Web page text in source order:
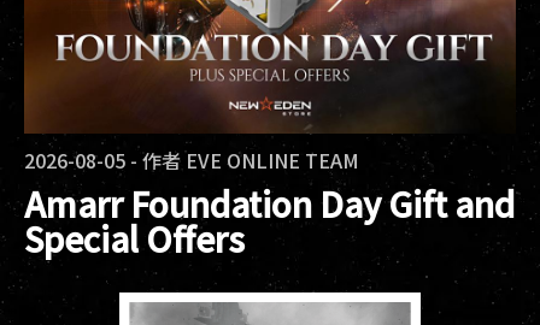
2026-08-05 - 作者EVE ONLINE TEAM
Amarr Foundation Day Gift and
Special Offers